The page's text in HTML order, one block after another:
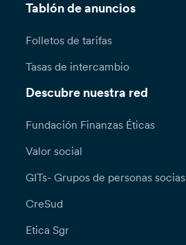
Tablón de anuncios
Folletos de tarifas
Tasas de intercambio
Descubre nuestra red
Fundación Finanzas Éticas
Valor social
GITs- Grupos de personas socias
CreSud
Etica Sgr